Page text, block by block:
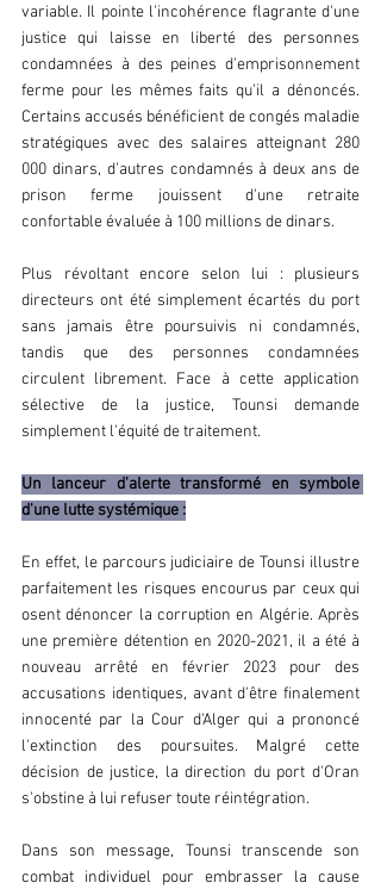
variable. Il pointe l'incohérence flagrante d'une
justice qui laisse en liberté des personnes
condamnées à des peines d'emprisonnement
ferme pour les mêmes faits qu'il a dénoncés.
Certains accusés bénéficient de congés maladie
stratégiques avec des salaires atteignant 280
000 dinars, d'autres condamnés à deux ans de
prison ferme jouissent d'une retraite
confortable évaluée à 100 millions de dinars.
Plus révoltant encore selon lui : plusieurs
directeurs ont été simplement écartés du port
sans jamais être poursuivis ni condamnés,
tandis que des personnes condamnées
circulent librement. Face à cette application
sélective de la justice, Tounsi demande
simplement l'équité de traitement.
Un lanceur d'alerte transformé en symbole
d'une lutte systémique :
En effet, le parcours judiciaire de Tounsi illustre
parfaitement les risques encourus par ceux qui
osent dénoncer la corruption en Algérie. Après
une première détention en 2020-2021, il a été à
nouveau arrêté en février 2023 pour des
accusations identiques, avant d'être finalement
innocenté par la Cour d'Alger qui a prononcé
l'extinction des poursuites. Malgré cette
décision de justice, la direction du port d'Oran
s'obstine à lui refuser toute réintégration.
Dans son message, Tounsi transcende son
combat individuel pour embrasser la cause